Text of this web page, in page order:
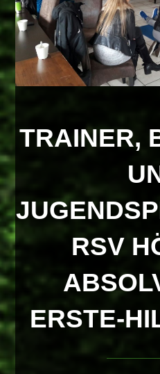
TRAINER,
RSV
ERSTE-